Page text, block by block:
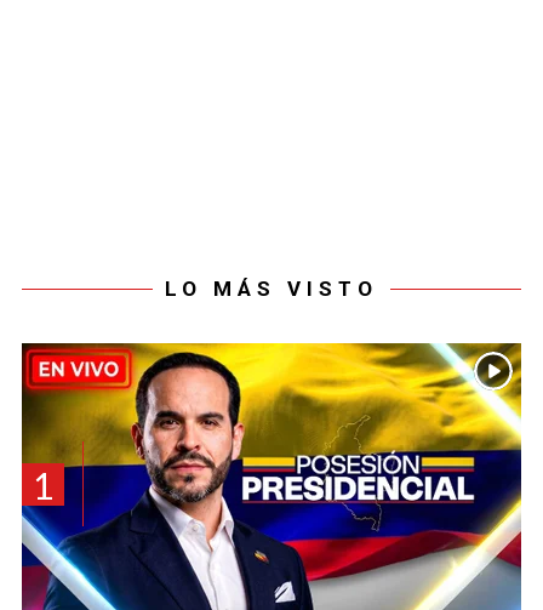
LO MÁS VISTO
1